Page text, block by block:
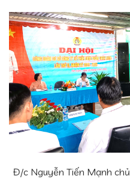
Đ/c Nguyễn Tiến Mạnh